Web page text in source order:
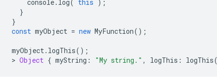
console. log( this );
}
}
const myObject = new MyFunction();
myObject. logThis();
> Object { myString : "My string." , logThis : logThis